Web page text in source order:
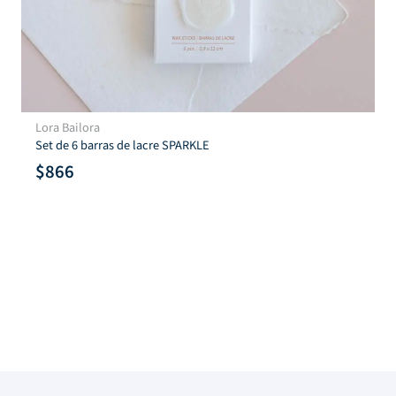
Lora Bailora
Set de 6 barras de lacre SPARKLE
$866